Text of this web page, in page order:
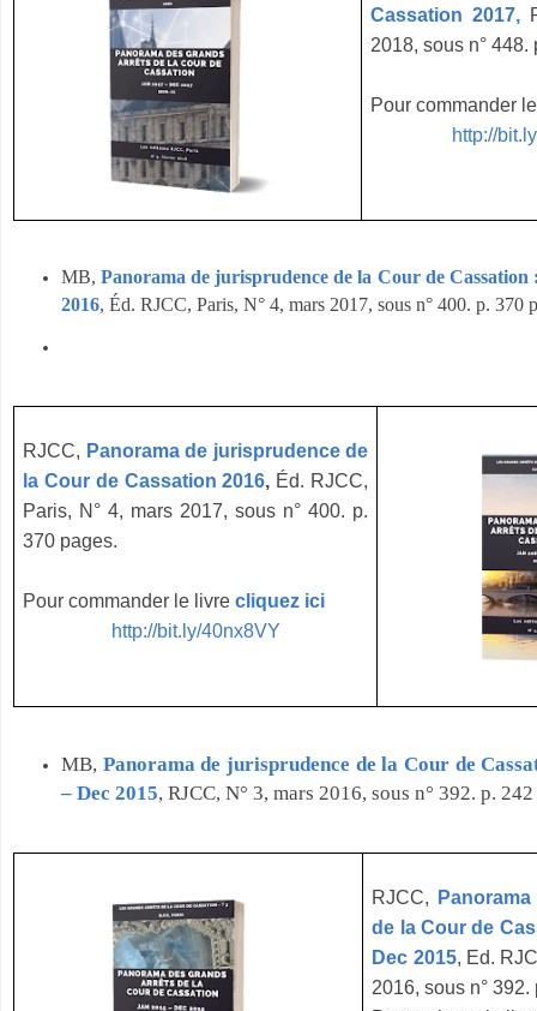
Cassation 2017,
2018, sous n° 448.
Pour commander
http://
MB,Panorama de jurisprudence de la Cour de Cassation
2016, Éd. RJCC, Paris, N° 4, mars 2017, sous n° 400. p. 370
RJCC, Panorama de jurisprudence de
la Cour de Cassation 2016, Éd. RJCC,
Paris, N° 4, mars 2017, sous n° 400. p.
370 pages.
Pour commander le livrecliquez ici
http://bit.ly/40nx8VY
MB, Panorama de jurisprudence de la Cour de
– Dec 2015, RJCC, N° 3, mars 2016, sous n° 392. p.
RJCC,
de la Cour de
Dec 2015, Ed.
2016, sous n°